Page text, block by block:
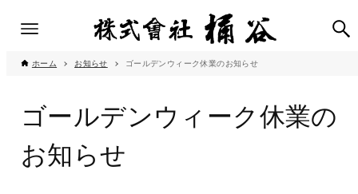
ホーム お知らせ ゴールデンウィーク休業のお知らせ
ゴールデンウィーク休業の
お知らせ